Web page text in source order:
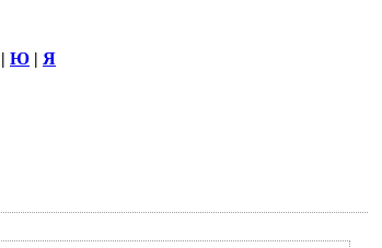
| Ю | Я